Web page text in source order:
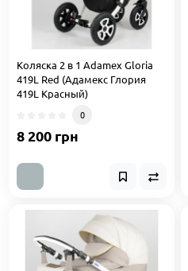
Коляска 2 в 1 Adamex Gloria
419L Red (Адамекс Глория
419L Красный)
0
8 200 грн